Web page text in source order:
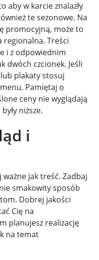
aby w karcie znalazły
te sezonowe. Na
promocyjną, może to
regionalna. Treści
i z odpowiednim
dwóch czcionek. Jeśli
plakaty stosuj
Pamiętaj o
ceny nie wyglądają
niższe.
i
jak treść. Zadbaj
smakowity sposób
Dobrej jakości
Cię na
planujesz realizację
na temat